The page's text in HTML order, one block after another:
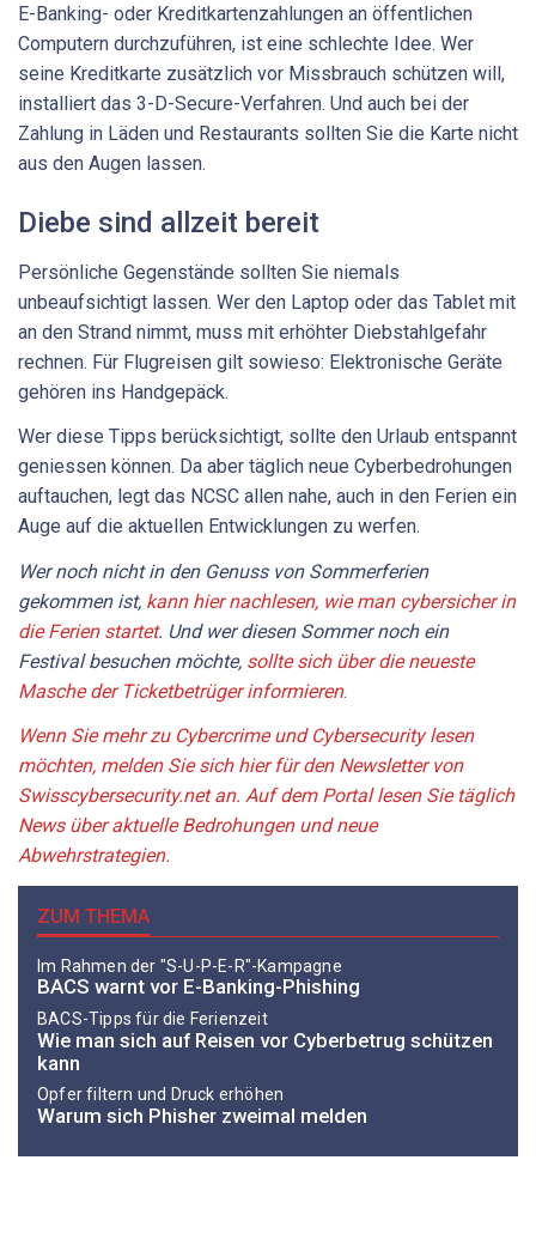
E-Banking- oder Kreditkartenzahlungen an öffentlichen
Computern durchzuführen, ist eine schlechte Idee. Wer
seine Kreditkarte zusätzlich vor Missbrauch schützen will,
installiert das 3-D-Secure-Verfahren. Und auch bei der
Zahlung in Läden und Restaurants sollten Sie die Karte nicht
aus den Augen lassen.
Diebe sind allzeit bereit
Persönliche Gegenstände sollten Sie niemals
unbeaufsichtigt lassen. Wer den Laptop oder das Tablet mit
an den Strand nimmt, muss mit erhöhter Diebstahlgefahr
rechnen. Für Flugreisen gilt sowieso: Elektronische Geräte
gehören ins Handgepäck.
Wer diese Tipps berücksichtigt, sollte den Urlaub entspannt
geniessen können. Da aber täglich neue Cyberbedrohungen
auftauchen, legt das NCSC allen nahe, auch in den Ferien ein
Auge auf die aktuellen Entwicklungen zu werfen.
Wer noch nicht in den Genuss von Sommerferien
gekommen ist, kann hier nachlesen, wie man cybersicher in
die Ferien startet. Und wer diesen Sommer noch ein
Festival besuchen möchte, sollte sich über die neueste
Masche der Ticketbetrüger informieren.
Wenn Sie mehr zu Cybercrime und Cybersecurity lesen
möchten, melden Sie sich hier für den Newsletter von
Swisscybersecurity.net an. Auf dem Portal lesen Sie täglich
News über aktuelle Bedrohungen und neue
Abwehrstrategien.
ZUM THEMA
Im Rahmen der "S-U-P-E-R"-Kampagne
BACS warnt vor E-Banking-Phishing
BACS-Tipps für die Ferienzeit
Wie man sich auf Reisen vor Cyberbetrug schützen
kann
Opfer filtern und Druck erhöhen
Warum sich Phisher zweimal melden